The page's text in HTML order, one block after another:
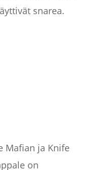
snarea.
Mafian ja Knife
on